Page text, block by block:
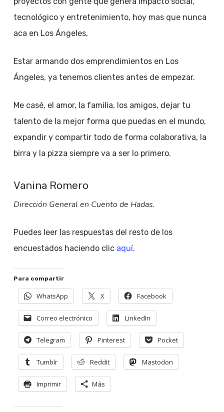
tecnológico y entretenimiento, hoy mas que nunca
aca en Los Ángeles,
Estar armando dos emprendimientos en Los
Ángeles, ya tenemos clientes antes de empezar.
Me casé, el amor, la familia, los amigos, dejar tu
talento de la mejor forma que puedas en el mundo,
expandir y compartir todo de forma colaborativa, la
birra y la pizza siempre va a ser lo primero.
Vanina Romero
Dirección General en Cuento de Hadas.
Puedes leer las respuestas del resto de los
encuestados haciendo clic aquí.
Para compartir
WhatsApp X Facebook
Correo electrónico LinkedIn
Telegram Pinterest Pocket
Tumblr Reddit Mastodon
Imprimir Más